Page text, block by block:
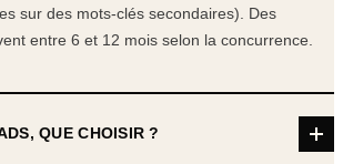
sur des mots-clés secondaires). Des
entre 6 et 12 mois selon la concurrence.
QUE CHOISIR ?